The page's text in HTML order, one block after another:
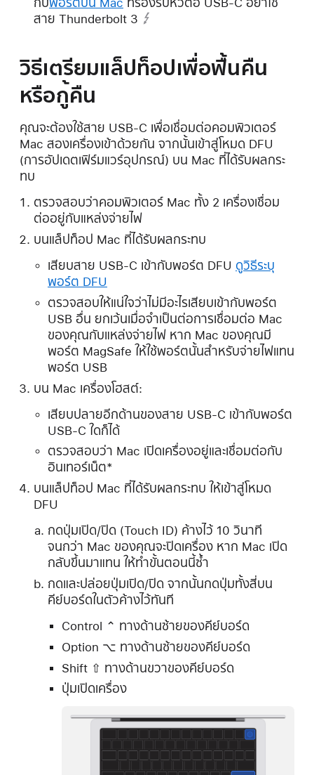
กับพอร์ตบน Mac ที่รองรับหัวต่อ USB-C อย่าใช้
สาย Thunderbolt 3
วิธีเตรียมแล็ปท็อปเพื่อฟื้นคืน
หรือกู้คืน
คุณจะต้องใช้สาย USB-C เพื่อเชื่อมต่อคอมพิวเตอร์
Mac สองเครื่องเข้าด้วยกัน จากนั้นเข้าสู่โหมด DFU
(การอัปเดตเฟิร์มแวร์อุปกรณ์) บน Mac ที่ได้รับผลกระ
ทบ
ตรวจสอบว่าคอมพิวเตอร์ Mac ทั้ง 2 เครื่องเชื่อม
ต่ออยู่กับแหล่งจ่ายไฟ
บนแล็ปท็อป Mac ที่ได้รับผลกระทบ
เสียบสาย USB-C เข้ากับพอร์ต DFU ดูวิธีระบุ
พอร์ต DFU
ตรวจสอบให้แน่ใจว่าไม่มีอะไรเสียบเข้ากับพอร์ต
USB อื่น ยกเว้นเมื่อจําเป็นต่อการเชื่อมต่อ Mac
ของคุณกับแหล่งจ่ายไฟ หาก Mac ของคุณมี
พอร์ต MagSafe ให้ใช้พอร์ตนั้นสําหรับจ่ายไฟแทน
พอร์ต USB
บน Mac เครื่องโฮสต์:
เสียบปลายอีกด้านของสาย USB-C เข้ากับพอร์ต
USB-C ใดก็ได้
ตรวจสอบว่า Mac เปิดเครื่องอยู่และเชื่อมต่อกับ
อินเทอร์เน็ต*
บนแล็ปท็อป Mac ที่ได้รับผลกระทบ ให้เข้าสู่โหมด
DFU
กดปุ่มเปิด/ปิด (Touch ID) ค้างไว้ 10 วินาที
จนกว่า Mac ของคุณจะปิดเครื่อง หาก Mac เปิด
กลับขึ้นมาแทน ให้ทำขั้นตอนนี้ซ้ำ
กดและปล่อยปุ่มเปิด/ปิด จากนั้นกดปุ่มทั้งสี่บน
คีย์บอร์ดในตัวค้างไว้ทันที
Control ⌃ ทางด้านซ้ายของคีย์บอร์ด
Option ⌥ ทางด้านซ้ายของคีย์บอร์ด
Shift ⇧ ทางด้านขวาของคีย์บอร์ด
ปุ่มเปิดเครื่อง